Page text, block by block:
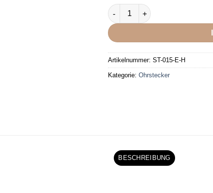
DOOSTI Ohrstecker BLACK
Artikelnummer: ST-015-E-H
Kategorie: Ohrstecker
BESCHREIBUNG